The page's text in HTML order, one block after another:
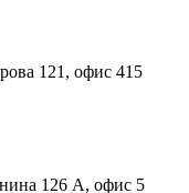
121, офис 415
126 А, офис 5